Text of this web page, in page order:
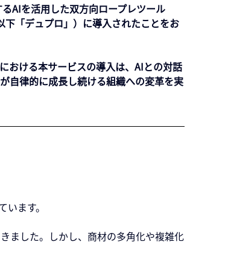
AIを活用した双方向ロープレツール
「デュプロ」）に導入されたことをお
おける本サービスの導入は、AIとの対話
自律的に成長し続ける組織への変革を実
ます。
ました。しかし、商材の多角化や複雑化